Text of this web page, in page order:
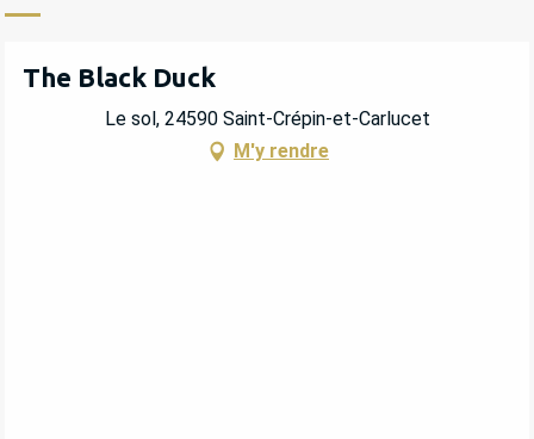
The Black Duck
Le sol, 24590 Saint-Crépin-et-Carlucet
M'y rendre